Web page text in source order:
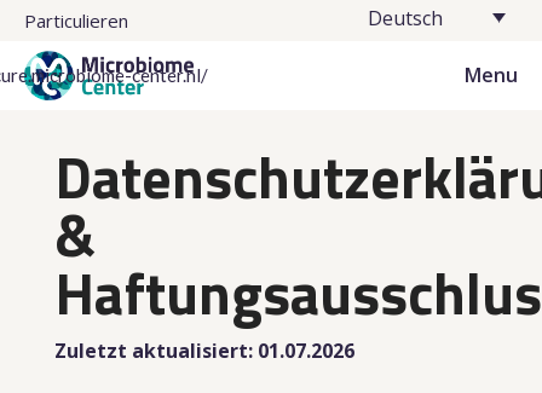
Particulieren Deutsch
center.nl/ Menu
&
Zuletzt aktualisiert: 01.07.2026